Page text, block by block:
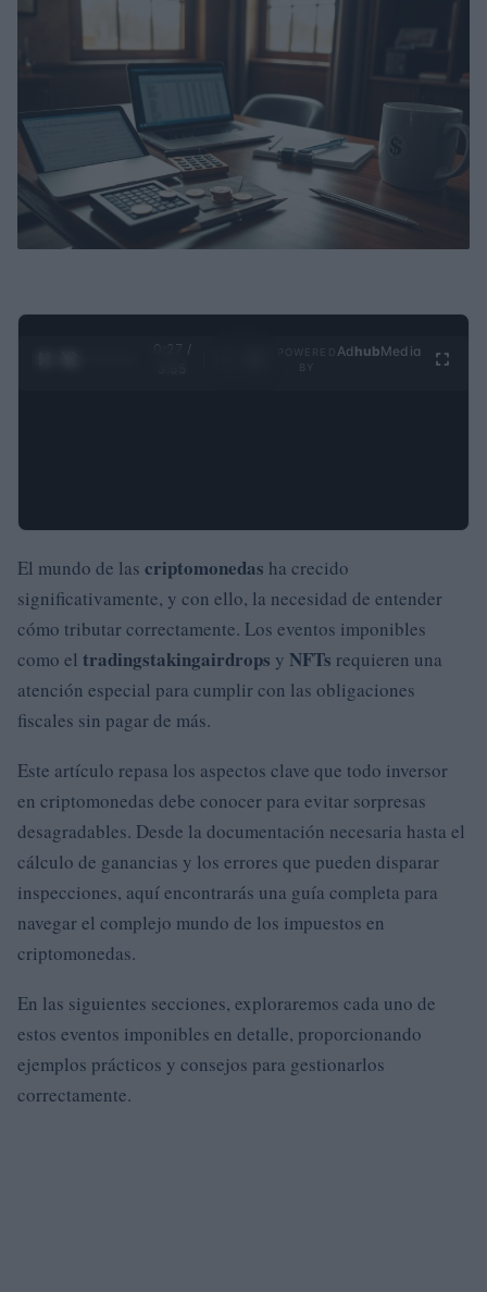
0:28 /
Ad hubMedia
El mundo de las criptomonedas ha crecido
significativamente, y con ello, la necesidad de entender
cómo tributar correctamente. Los eventos imponibles
como el tradingstakingairdrops y NFTs requieren una
atención especial para cumplir con las obligaciones
fiscales sin pagar de más.
Este artículo repasa los aspectos clave que todo inversor
en criptomonedas debe conocer para evitar sorpresas
desagradables. Desde la documentación necesaria hasta el
cálculo de ganancias y los errores que pueden disparar
inspecciones, aquí encontrarás una guía completa para
navegar el complejo mundo de los impuestos en
criptomonedas.
En las siguientes secciones, exploraremos cada uno de
estos eventos imponibles en detalle, proporcionando
ejemplos prácticos y consejos para gestionarlos
correctamente.